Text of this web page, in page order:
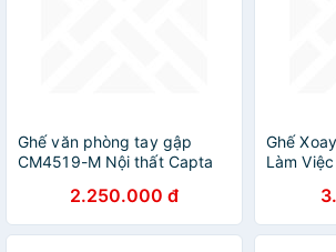
Ghế văn phòng tay gập
CM4519-M Nội thất Capta
vải chân xoay thép mạ
chrome có xám và đen
office chair hcm
2.250.000 đ
Ghế
Làm
Thông
Lưới
Tiện Ích,